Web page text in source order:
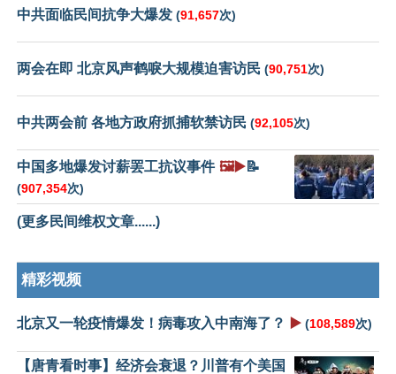
中共面临民间抗争大爆发 (91,657次)
两会在即 北京风声鹤唳大规模迫害访民 (90,751次)
中共两会前 各地方政府抓捕软禁访民 (92,105次)
中国多地爆发讨薪罢工抗议事件 🖼️▶️📝
(907,354次)
(更多民间维权文章......)
精彩视频
北京又一轮疫情爆发！病毒攻入中南海了？ ▶️ (108,589次)
【唐青看时事】经济会衰退？川普有个美国